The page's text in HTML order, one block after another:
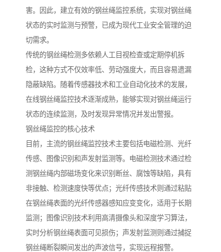
害。因此，建立有效的钢丝绳监控系统，实现对钢丝绳
状态的实时监测与预警，已成为现代工业安全管理的迫
切需求。
传统的钢丝绳检测多依赖人工目视检查或定期停机拆
检，这种方式不仅效率低、劳动强度大，而且容易遗漏
隐蔽缺陷。随着传感器技术和工业自动化技术的发展，
在线钢丝绳监控技术逐渐成熟，能够实现对钢丝绳运行
状态的连续监测，及时发现异常情况并发出警报。
钢丝绳监控的核心技术
目前，主流的钢丝绳监控技术主要包括电磁检测、光纤
传感、图像识别和声发射监测等。电磁检测技术通过检
测钢丝绳内部磁场变化来识别断丝、腐蚀等缺陷，具有
非接触、检测速度快等优点；光纤传感技术则通过粘贴
在钢丝绳表面的光纤传感器感知应变变化，适用于长期
监测；图像识别技术利用高清摄像头和深度学习算法，
实时分析钢丝绳表面可见损伤；声发射监测则通过捕捉
钢丝绳断裂瞬间发出的声波信号，实现远程报警。